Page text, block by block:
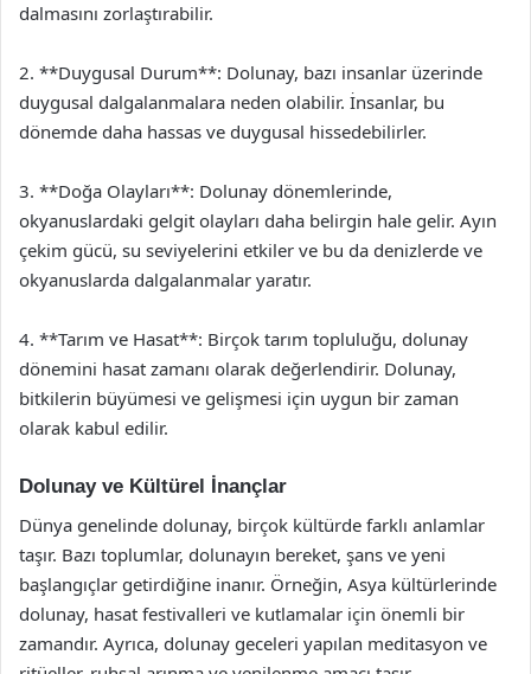
dalmasını zorlaştırabilir.
2. **Duygusal Durum**: Dolunay, bazı insanlar üzerinde
duygusal dalgalanmalara neden olabilir. İnsanlar, bu
dönemde daha hassas ve duygusal hissedebilirler.
3. **Doğa Olayları**: Dolunay dönemlerinde,
okyanuslardaki gelgit olayları daha belirgin hale gelir. Ayın
çekim gücü, su seviyelerini etkiler ve bu da denizlerde ve
okyanuslarda dalgalanmalar yaratır.
4. **Tarım ve Hasat**: Birçok tarım topluluğu, dolunay
dönemini hasat zamanı olarak değerlendirir. Dolunay,
bitkilerin büyümesi ve gelişmesi için uygun bir zaman
olarak kabul edilir.
Dolunay ve Kültürel İnançlar
Dünya genelinde dolunay, birçok kültürde farklı anlamlar
taşır. Bazı toplumlar, dolunayın bereket, şans ve yeni
başlangıçlar getirdiğine inanır. Örneğin, Asya kültürlerinde
dolunay, hasat festivalleri ve kutlamalar için önemli bir
zamandır. Ayrıca, dolunay geceleri yapılan meditasyon ve